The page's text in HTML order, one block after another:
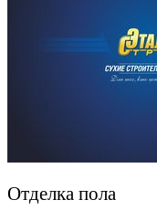
Отделка пола